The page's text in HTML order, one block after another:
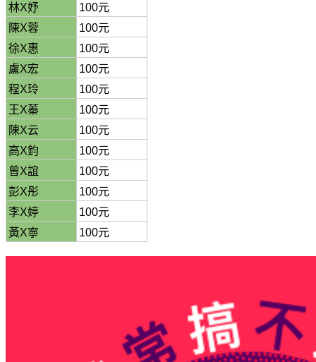
林X妤
100元
陳X蓉
100元
徐X惠
100元
盧X宏
100元
程X玲
100元
王X蓁
100元
陳X云
100元
高X鈞
100元
曾X誼
100元
彭X彤
100元
李X婷
100元
黃X寧
100元